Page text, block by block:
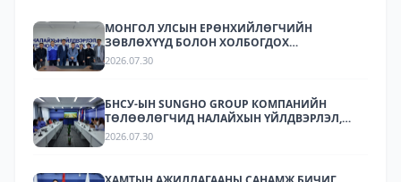
МОНГОЛ УЛСЫН ЕРӨНХИЙЛӨГЧИЙН
ЗӨВЛӨХҮҮД БОЛОН ХОЛБОГДОХ
БАЙГУУЛЛАГУУДЫН ТӨЛӨӨЛӨЛ НАЛАЙХЫН
2026.07.30
БНСУ-ЫН SUNGHO GROUP КОМПАНИЙН
ТӨЛӨӨЛӨГЧИД НАЛАЙХЫН ҮЙЛДВЭРЛЭЛ,
ТЕХНОЛОГИЙН ПАРКТ АЖИЛЛАЛАА.
2026.07.30